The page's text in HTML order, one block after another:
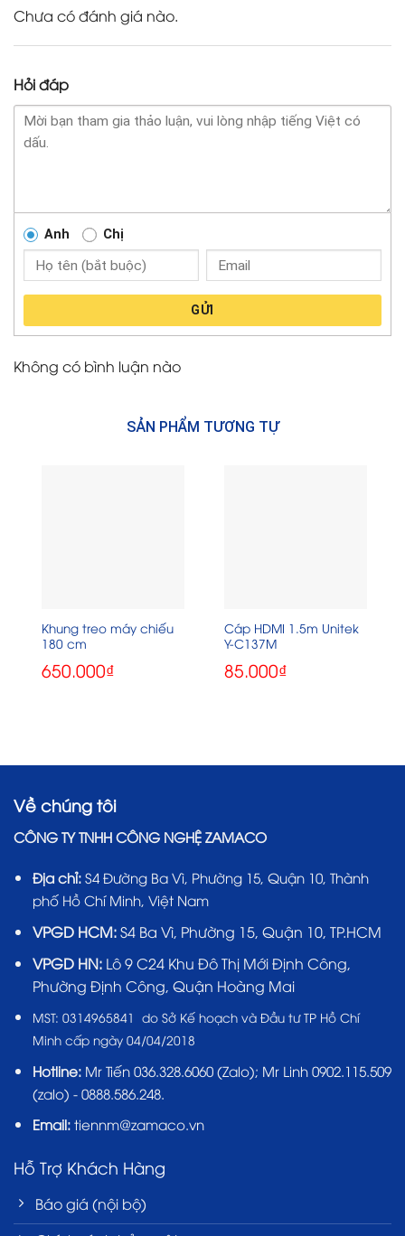
Chưa có đánh giá nào.
Hỏi đáp
Anh Chị
GỬI
Không có bình luận nào
SẢN PHẨM TƯƠNG TỰ
Khung treo máy chiếu
180 cm
650.000₫
Cáp HDMI 1.5m Unitek
Y-C137M
85.000₫
Về chúng tôi
CÔNG TY TNHH CÔNG NGHỆ ZAMACO
Địa chỉ: S4 Đường Ba Vì, Phường 15, Quận 10, Thành
phố Hồ Chí Minh, Việt Nam
VPGD HCM:S4 Ba Vì, Phường 15, Quận 10, TP.HCM
VPGD HN:Lô 9 C24 Khu Đô Thị Mới Định Công,
Phường Định Công, Quận Hoàng Mai
MST: 0314965841 do Sở Kế hoạch và Đầu tư TP Hồ Chí
Minh cấp ngày 04/04/2018
Hotline: Mr Tiến 036.328.6060(Zalo); Mr Linh 0902.115.509
(zalo) - 0888.586.248.
Email:tiennm@zamaco.vn
Hỗ Trợ Khách Hàng
Báo giá (nội bộ)